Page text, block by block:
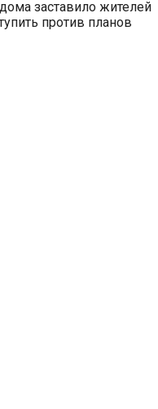
заставило жителей
против планов